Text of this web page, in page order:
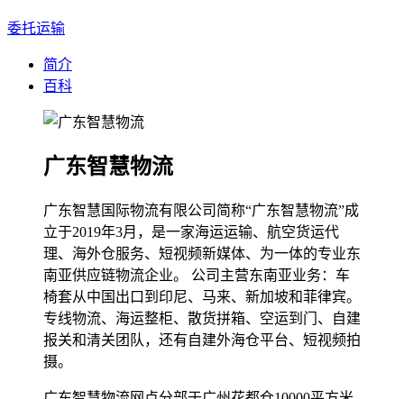
委托运输
简介
百科
广东智慧物流
广东智慧国际物流有限公司简称“广东智慧物流”成
立于2019年3月，是一家海运运输、航空货运代
理、海外仓服务、短视频新媒体、为一体的专业东
南亚供应链物流企业。 公司主营东南亚业务：车
椅套从中国出口到印尼、马来、新加坡和菲律宾。
专线物流、海运整柜、散货拼箱、空运到门、自建
报关和清关团队，还有自建外海仓平台、短视频拍
摄。